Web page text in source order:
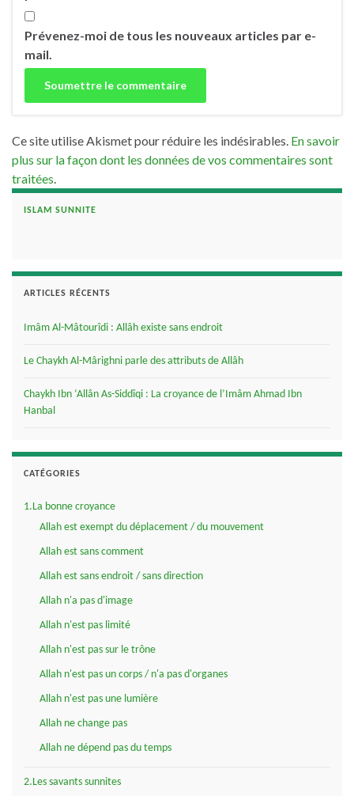
Prévenez-moi de tous les nouveaux articles par e-
mail.
Ce site utilise Akismet pour réduire les indésirables. En savoir
plus sur la façon dont les données de vos commentaires sont
traitées
ISLAM SUNNITE
ARTICLES RÉCENTS
Imâm Al-Mâtourîdi : Allâh existe sans endroit
Le Chaykh Al-Mârighni parle des attributs de Allâh
Chaykh Ibn ‘Allân As-Siddîqi : La croyance de l’Imâm Ahmad Ibn
Hanbal
CATÉGORIES
1.La bonne croyance
Allah est exempt du déplacement / du mouvement
Allah est sans comment
Allah est sans endroit / sans direction
Allah n'a pas d'image
Allah n'est pas limité
Allah n'est pas sur le trône
Allah n'est pas un corps / n'a pas d'organes
Allah n'est pas une lumière
Allah ne change pas
Allah ne dépend pas du temps
2.Les savants sunnites